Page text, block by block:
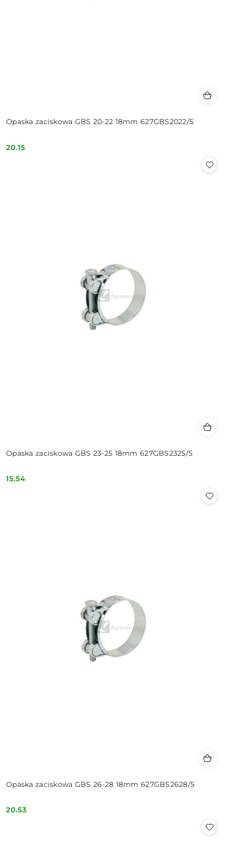
Opaska zaciskowa GBS 20-22 18mm 627GBS2022/5
Cena:
20.15
Opaska zaciskowa GBS 23-25 18mm 627GBS2325/5
Cena:
15.54
Opaska zaciskowa GBS 26-28 18mm 627GBS2628/5
Cena:
20.53